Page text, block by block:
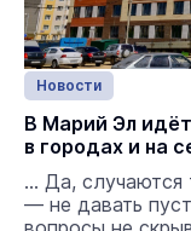
Новости
В Марий Эл
в городах и на
... Да, случаются
— не давать